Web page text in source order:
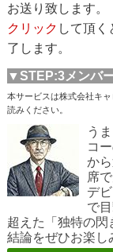
お送り致します。
クリック して頂
了します。
▼STEP:3メンバ
本サービスは株式会社キ
読みください。
う
コ
か
席
デ
で
超えた「独特の閃
結論をぜひお楽し